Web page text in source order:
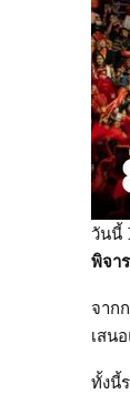
วันนี้
พิจา
จาก
เสน
ทั้งนี้